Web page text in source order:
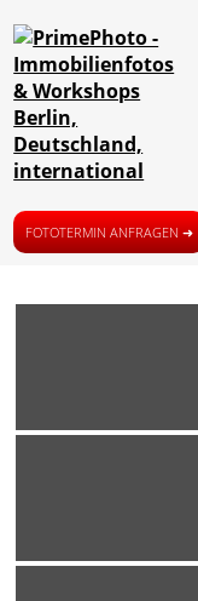
FOTOTERMIN ANFRAGEN ➜